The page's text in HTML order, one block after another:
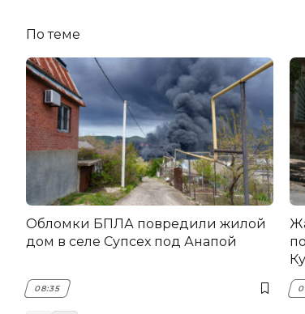
По теме
Обломки БПЛА повредили жилой
дом в селе Супсех под Анапой
08:35